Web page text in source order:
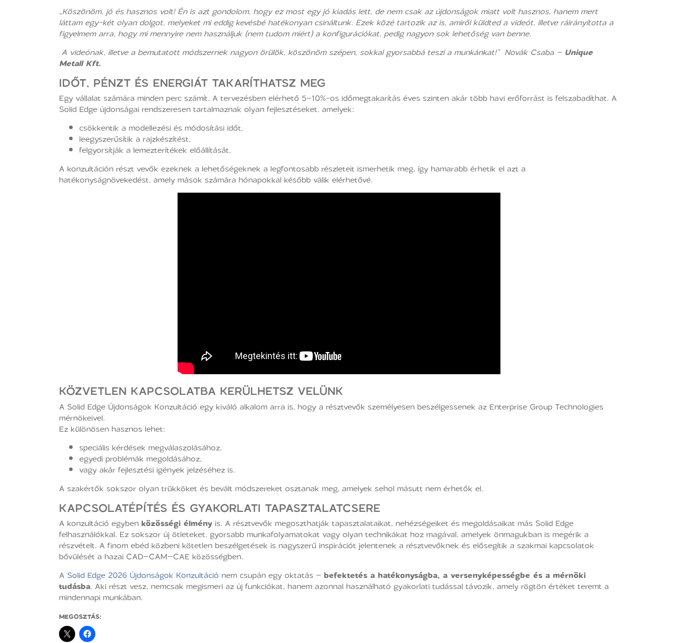
„Köszönöm, jó és hasznos volt! Én is azt gondolom, hogy ez most egy jó kiadás lett, de nem csak az újdonságok miatt volt hasznos, hanem mert
láttam egy-két olyan dolgot, melyeket mi eddig kevésbé hatékonyan csináltunk. Ezek közé tartozik az is, amiről küldted a videót, illetve ráirányította a
figyelmem arra, hogy mi mennyire nem használjuk (nem tudom miért) a konfigurációkat, pedig nagyon sok lehetőség van benne.
A videónak, illetve a bemutatott módszernek nagyon örülök, köszönöm szépen, sokkal gyorsabbá teszi a munkánkat!” Novák Csaba – Unique
Metall Kft.
IDŐT, PÉNZT ÉS ENERGIÁT TAKARÍTHATSZ MEG
Egy vállalat számára minden perc számít. A tervezésben elérhető 5–10%-os időmegtakarítás éves szinten akár több havi erőforrást is felszabadíthat. A
Solid Edge újdonságai rendszeresen tartalmaznak olyan fejlesztéseket, amelyek:
csökkentik a modellezési és módosítási időt,
leegyszerűsítik a rajzkészítést,
felgyorsítják a lemezterítékek előállítását,
A konzultáción részt vevők ezeknek a lehetőségeknek a legfontosabb részleteit ismerhetik meg, így hamarabb érhetik el azt a
hatékonyságnövekedést, amely mások számára hónapokkal később válik elérhetővé.
KÖZVETLEN KAPCSOLATBA KERÜLHETSZ VELÜNK
A Solid Edge Újdonságok Konzultáció egy kiváló alkalom arra is, hogy a résztvevők személyesen beszélgessenek az Enterprise Group Technologies
mérnökeivel.
Ez különösen hasznos lehet:
speciális kérdések megválaszolásához,
egyedi problémák megoldásához,
vagy akár fejlesztési igények jelzéséhez is.
A szakértők sokszor olyan trükköket és bevált módszereket osztanak meg, amelyek sehol másutt nem érhetők el.
KAPCSOLATÉPÍTÉS ÉS GYAKORLATI TAPASZTALATCSERE
A konzultáció egybenközösségi élményis. A résztvevők megoszthatják tapasztalataikat, nehézségeiket és megoldásaikat más Solid Edge
felhasználókkal. Ez sokszor új ötleteket, gyorsabb munkafolyamatokat vagy olyan technikákat hoz magával, amelyek önmagukban is megérik a
részvételt. A finom ebéd közbeni kötetlen beszélgetések is nagyszerű inspirációt jelentenek a résztvevőknek és elősegítik a szakmai kapcsolatok
bővülését a hazai CAD–CAM–CAE közösségben.
A Solid Edge 2026 Újdonságok Konzultáció nem csupán egy oktatás – befektetés a hatékonyságba, a versenyképességbe és a mérnöki
tudásba. Aki részt vesz, nemcsak megismeri az új funkciókat, hanem azonnal használható gyakorlati tudással távozik, amely rögtön értéket teremt a
mindennapi munkában.
MEGOSZTÁS: